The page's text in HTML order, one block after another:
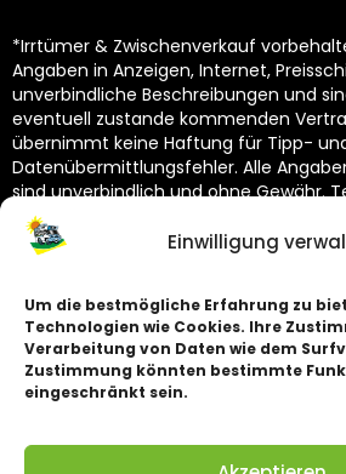
Einwilligung
Um die bestmögliche Erfahrung zu
Technologien wie Cookies. Ihre
Verarbeitung von Daten wie dem
Zustimmung könnten bestimmte
eingeschränkt sein.
*Irrtümer & Zwischenverkauf
Angaben in Anzeigen, Internet,
unverbindliche Beschreibungen und
eventuell zustande kommenden
übernimmt keine Haftung für Tipp-
Datenübermittlungsfehler. Alle
sind unverbindlich und ohne Gewähr.
vom Hersteller übernommen und
(siehe Technische Kataloge des
nicht im Lieferumfang.
Impressum